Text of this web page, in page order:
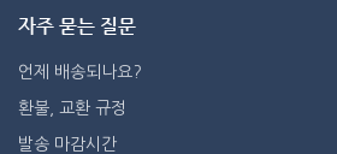
자주 묻는 질문
언제 배송되나요?
환불, 교환 규정
발송 마감시간